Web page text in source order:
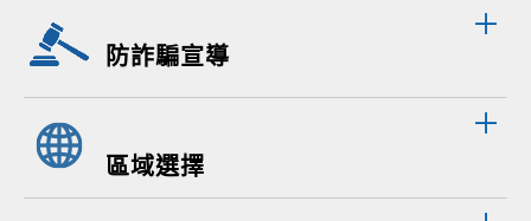
防詐騙宣導
區域選擇